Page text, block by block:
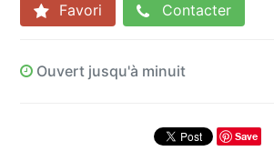
Favori Contacter
Ouvert jusqu'à minuit
Save